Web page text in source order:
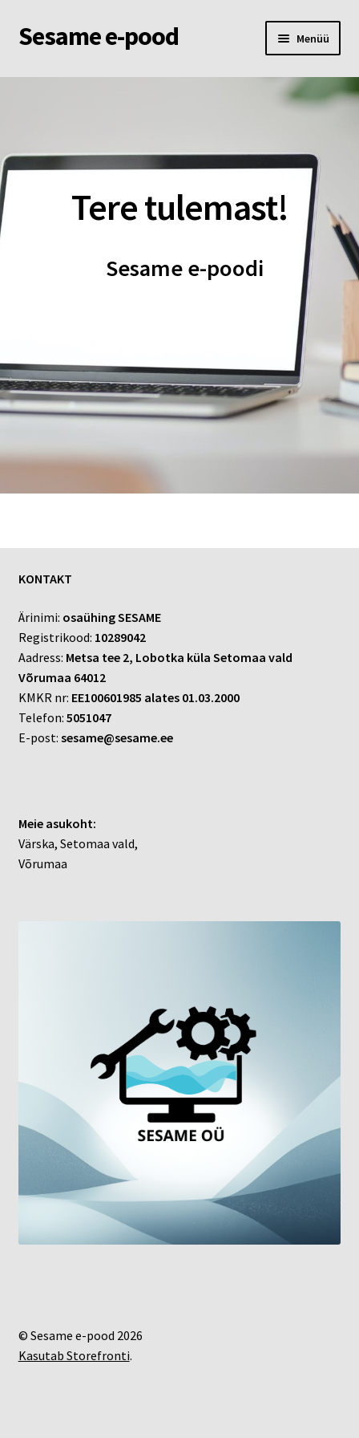
Liigu
navigeerimisele
Liigu
sisu
Sesame e-pood Menüü
Esileht
Ostukorv
Minu kontoTere tulemast!
Sesame e-poodi
KONTAKT
Ärinimi: osaühing SESAME
Registrikood: 10289042
Aadress: Metsa tee 2, Lobotka küla Setomaa vald
Võrumaa 64012
KMKR nr: EE100601985 alates 01.03.2000
Telefon: 5051047
E-post: sesame@sesame.ee
Meie asukoht:
Värska, Setomaa vald,
Võrumaa
© Sesame e-pood 2026
Kasutab Storefronti.